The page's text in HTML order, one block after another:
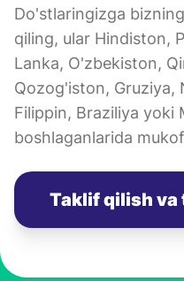
Do'stlaringizga
qiling, ular Hindiston,
Lanka, O'zbekiston,
Qozog'iston, Gruziya,
Filippin, Braziliya yoki
boshlaganlarida
Taklif qilish va